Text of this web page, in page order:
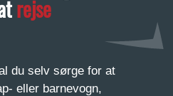
rejse
du selv sørge for at
eller barnevogn,